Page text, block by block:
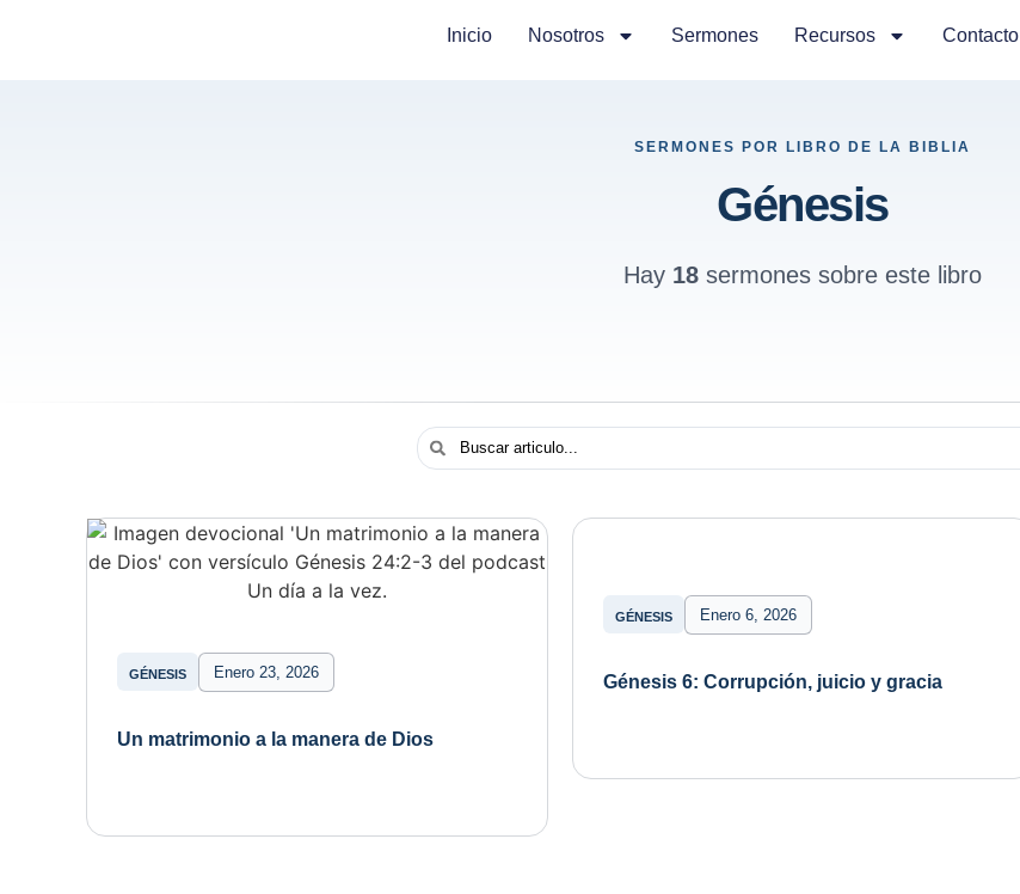
Inicio Nosotros Sermones Recursos Contacto
SERMONES POR LIBRO DE LA BIBLIA
Génesis
Hay 18 sermones sobre este libro
GÉNESIS Enero 23, 2026
Un matrimonio a la manera de Dios
GÉNESIS Enero 6, 2026
Génesis 6: Corrupción, juicio y gracia